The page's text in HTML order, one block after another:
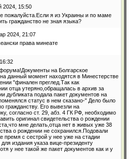
2024, 15:50
пожалуйста.Если я из Украины и по маме
гражданство не зная языка?
2024, 21:07
права минеате
на Болгарское
данный момент находятся в Минестерстве
"финален преглед.Так как
отца утеряно,обращалась в архив за
дубликата подала пакет документов на
статус в нем сказано-" Дело было
гражданству. Его вывезли на
согласно ст. 29, абз. 4 ГК РФ, необходимо
оригинал свидетельства о рождении
мне делать,отца нет в живых уже 38
о рождении не сохранился.Подовали
премя с сестрой у нее уже на стадии
издания указа вице-президенту
у нее такой же пакет документов как и у